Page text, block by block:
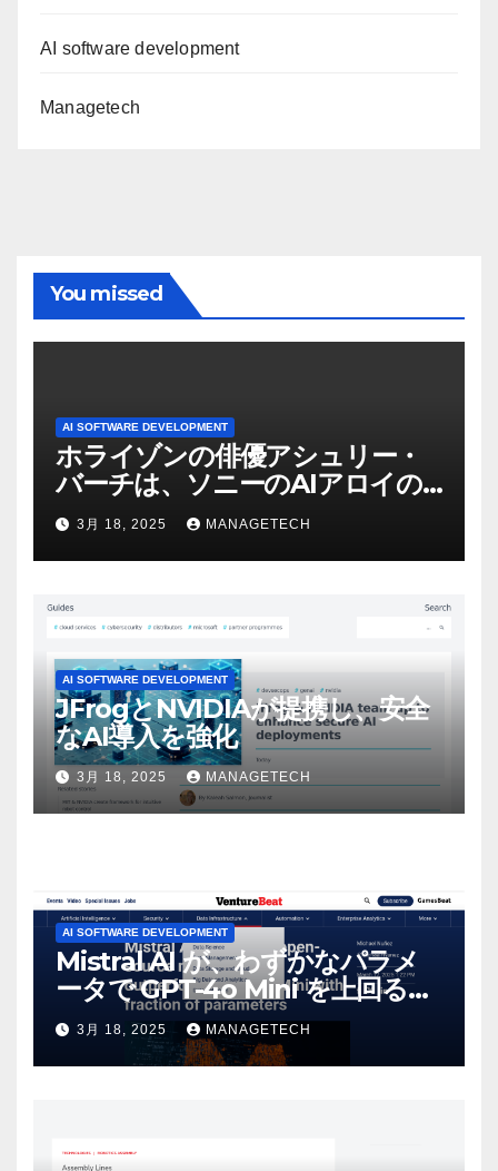
AI software development
Managetech
You missed
AI SOFTWARE DEVELOPMENT
ホライゾンの俳優アシュリー・
バーチは、ソニーのAIアロイの
ビデオを見て「ゲームパフォー
マンスという芸術形式に不安を
感じた」と語る – IGN
3月 18, 2025 MANAGETECH
AI SOFTWARE DEVELOPMENT
JFrogとNVIDIAが提携し、安全
なAI導入を強化
3月 18, 2025 MANAGETECH
AI SOFTWARE DEVELOPMENT
Mistral AI が、わずかなパラメ
ータで GPT-4o Mini を上回る新
しいオープンソース モデルをリ
リース | VentureBeat
3月 18, 2025 MANAGETECH